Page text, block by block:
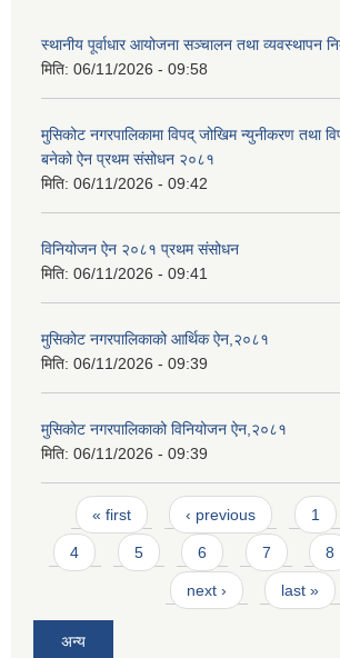
स्थानीय पूर्वाधार आयोजना सञ्चालन तथा व्यवस्थापन
मिति: 06/11/2026 - 09:58
मुसिकोट नगरपालिकामा विपद् जोखिम न्युनीकरण तथा
बनेको ऐन प्रथम संसोधन २०८१
मिति: 06/11/2026 - 09:42
विनियोजन ऐन २०८१ प्रथम संसोधन
मिति: 06/11/2026 - 09:41
मुसिकोट नगरपालिकाको आर्थिक ऐन,२०८१
मिति: 06/11/2026 - 09:39
मुसिकोट नगरपालिकाको विनियोजन ऐन,२०८१
मिति: 06/11/2026 - 09:39
Pages
« first ‹ previous 1
4 5 6 7 8
next › last »
अन्य